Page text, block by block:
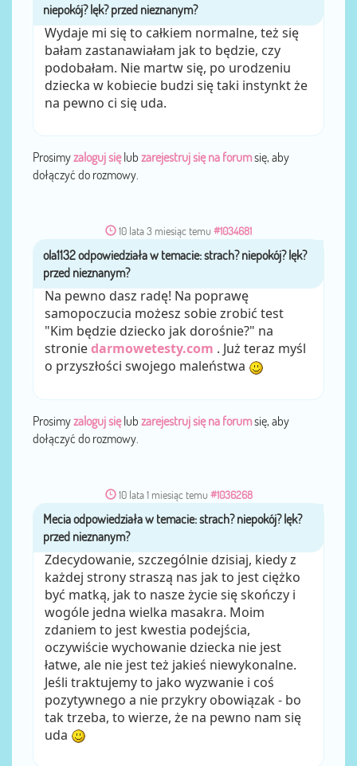
Wydaje mi się to całkiem normalne, też się
bałam zastanawiałam jak to będzie, czy
podobałam. Nie martw się, po urodzeniu
dziecka w kobiecie budzi się taki instynkt że
na pewno ci się uda.
Prosimyzaloguj sięlub zarejestruj się na forumsię, aby
dołączyć do rozmowy.
10 lata 3 miesiąc temu #1034681
przezola1132
Na pewno dasz radę! Na poprawę
samopoczucia możesz sobie zrobić test
"Kim będzie dziecko jak dorośnie?" na
stroniedarmowetesty.com . Już teraz myśl
o przyszłości swojego maleństwa
Prosimyzaloguj sięlub zarejestruj się na forumsię, aby
dołączyć do rozmowy.
10 lata 1 miesiąc temu #1036268
przezMecia
Zdecydowanie, szczególnie dzisiaj, kiedy z
każdej strony straszą nas jak to jest ciężko
być matką, jak to nasze życie się skończy i
wogóle jedna wielka masakra. Moim
zdaniem to jest kwestia podejścia,
oczywiście wychowanie dziecka nie jest
łatwe, ale nie jest też jakieś niewykonalne.
Jeśli traktujemy to jako wyzwanie i coś
pozytywnego a nie przykry obowiązak - bo
tak trzeba, to wierze, że na pewno nam się
uda